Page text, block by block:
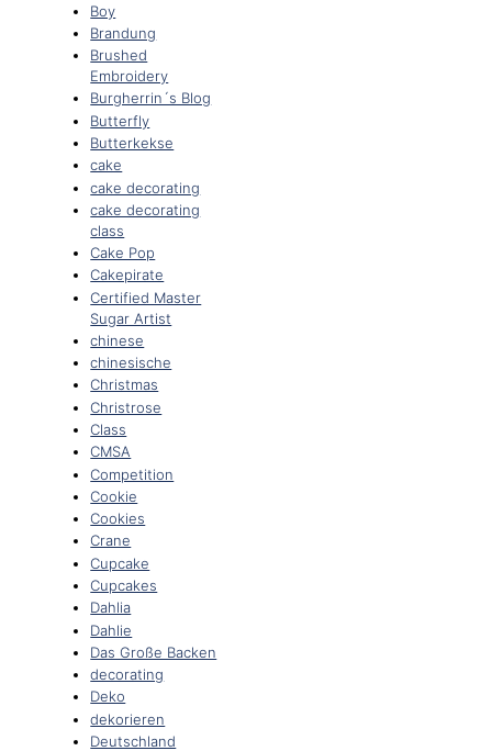
Boy
Brandung
Brushed
Embroidery
Burgherrin´s Blog
Butterfly
Butterkekse
cake
cake decorating
cake decorating
class
Cake Pop
Cakepirate
Certified Master
Sugar Artist
chinese
chinesische
Christmas
Christrose
Class
CMSA
Competition
Cookie
Cookies
Crane
Cupcake
Cupcakes
Dahlia
Dahlie
Das Große Backen
decorating
Deko
dekorieren
Deutschland